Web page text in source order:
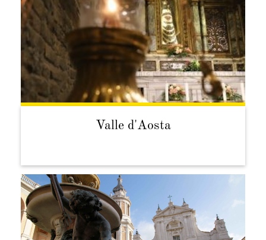
Valle d'Aosta